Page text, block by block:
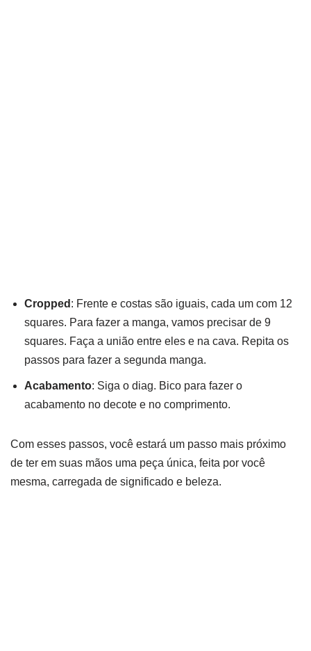
Cropped : Frente e costas são iguais, cada um com 12
squares. Para fazer a manga, vamos precisar de 9
squares. Faça a união entre eles e na cava. Repita os
passos para fazer a segunda manga.
Acabamento: Siga o diag. Bico para fazer o
acabamento no decote e no comprimento.
Com esses passos, você estará um passo mais próximo
de ter em suas mãos uma peça única, feita por você
mesma, carregada de significado e beleza.